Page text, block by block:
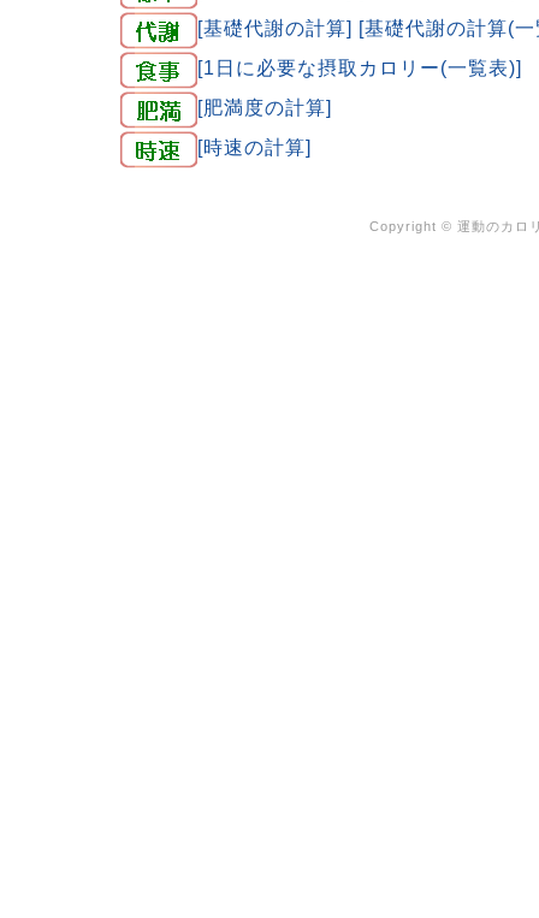
[基礎代謝の計算] [基礎代謝の計算(
[1日に必要な摂取カロリー(一覧表)]
[肥満度の計算]
[時速の計算]
Copyright © 運動のカロ